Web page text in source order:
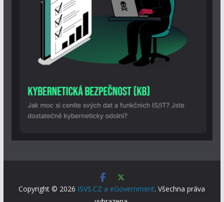
Copyright © 2026 ISVS.CZ a eGovernment. Všechna práva